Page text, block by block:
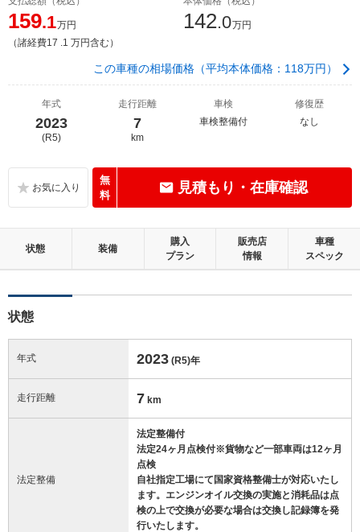
159.1万円
（諸経費17 .1 万円含む）
142.0万円
この車種の相場価格（平均本体価格：118万円）
年式
2023
(R5)
走行距離
7
km
車検
車検整備付
修復歴
なし
無
料
見積もり・在庫確認
状態 装備
購入
プラン
販売店
情報
車種
スペック
状態
年式 2023 (R5)年
走行距離 7 km
法定整備
法定整備付
法定24ヶ月点検付※貨物など一部車両は12ヶ月
点検
自社指定工場にて国家資格整備士が対応いたし
ます。エンジンオイル交換の実施と消耗品は点
検の上で交換が必要な場合は交換し記録簿を発
行いたします。